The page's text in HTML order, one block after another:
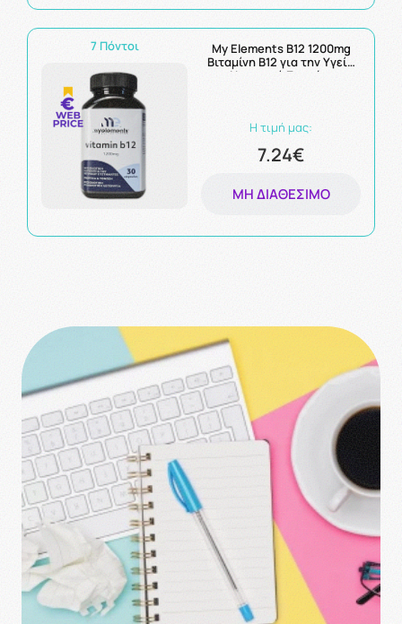
7 Πόντοι
My Elements B12 1200mg
Βιταμίνη Β12 για την Υγεία
του Νευρικού Συστήματος
Η τιμή μας:
7.24€
ΜΗ ΔΙΑΘΈΣΙΜΟ